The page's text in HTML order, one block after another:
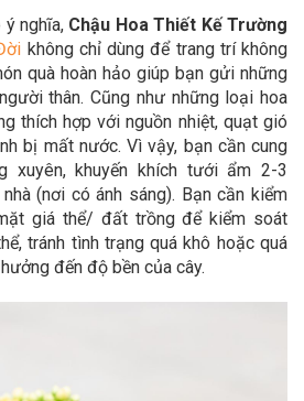
ý nghĩa, Chậu Hoa Thiết Kế Trường
không chỉ dùng để trang trí không
quà hoàn hảo giúp bạn gửi những
thân.Cũng như những loại hoa
thích hợp với nguồn nhiệt, quạt gió
bị mất nước. Vì vậy, bạn cần cung
xuyên, khuyến khích tưới ẩm 2-3
(nơi có ánh sáng). Bạn cần kiểm
giá thể/ đất trồng để kiểm soát
tránh tình trạng quá khô hoặc quá
đến độ bền của cây.